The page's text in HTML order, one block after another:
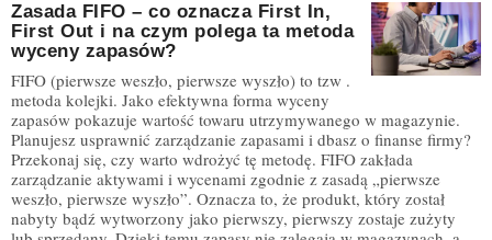
Zasada FIFO – co oznacza First In,
First Out i na czym polega ta metoda
wyceny zapasów?
FIFO (pierwsze weszło, pierwsze wyszło) to tzw .
metoda kolejki. Jako efektywna forma wyceny
zapasów pokazuje wartość towaru utrzymywanego w magazynie.
Planujesz usprawnić zarządzanie zapasami i dbasz o finanse firmy?
Przekonaj się, czy warto wdrożyć tę metodę. FIFO zakłada
zarządzanie aktywami i wycenami zgodnie z zasadą „pierwsze
weszło, pierwsze wyszło”. Oznacza to, że produkt, który został
nabyty bądź wytworzony jako pierwszy, pierwszy zostaje zużyty